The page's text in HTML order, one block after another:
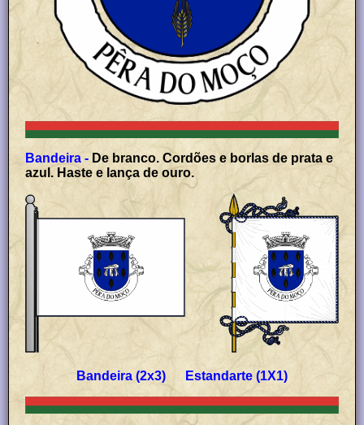
Bandeira - De branco. Cordões e borlas de prata e
azul. Haste e lança de ouro.
Bandeira (2x3) Estandarte (1X1)